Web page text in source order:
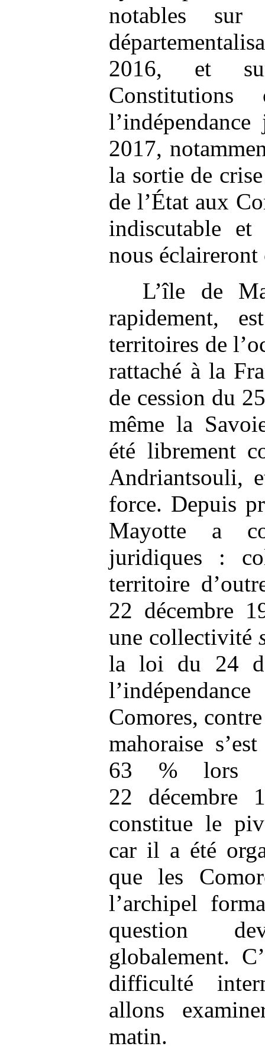
notables
2016, et
Constitutions
2017,
la sortie de
de l’État aux
indiscutable et
nous éclaireront
L’île de
rapidement,
territoires de
rattaché à la
de cession du
même la
été librement
Andriantsouli,
force. Depuis
Mayotte a
juridiques :
territoire
22 décembre
une collectivité
la loi du 24
Comores,
mahoraise
63 % lors
22 décembre
constitue le
car il a été
que les
l’archipel
question
globalement.
difficulté
allons
matin.